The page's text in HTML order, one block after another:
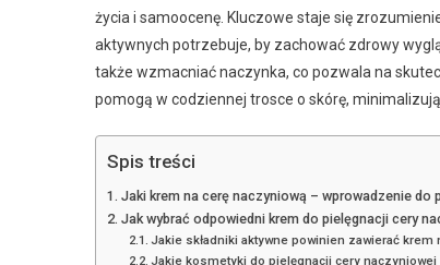
życia i samoocenę. Kluczowe staje się
aktywnych potrzebuje, by zachować zdrowy
także wzmacniać naczynka, co pozwala na
pomogą w codziennej trosce o skórę,
Spis treści
Jaki krem na cerę naczyniową – wprowadzenie do
Jak wybrać odpowiedni krem do pielęgnacji cery
Jakie składniki aktywne powinien zawierać krem
Jakie kosmetyki do pielęgnacji cery